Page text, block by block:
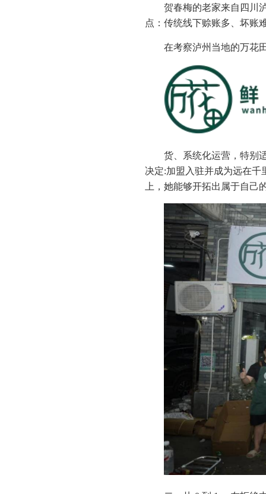
贺春梅的老家来自四川
点：传统线下赊账多、坏账
在考察泸州当地的万花
货、系统化运营，特别
决定:加盟入驻并成为远在
上，她能够开拓出属于自己